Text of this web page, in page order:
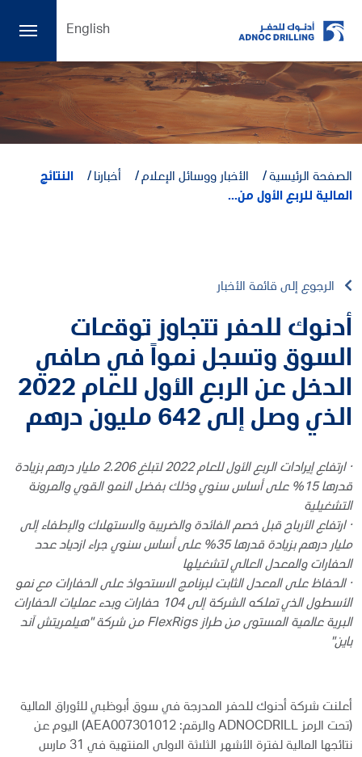
English
الصفحة الرئيسية الأخبار ووسائل الإعلام أخبارنا
النتائج
المالية للربع الأول من...
الرجوع إلى قائمة الأخبار
أدنوك للحفر تتجاوز توقعات
السوق وتسجل نمواً في صافي
الدخل عن الربع الأول للعام 2022
الذي وصل إلى 642 مليون درهم
·
ارتفاع إيرادات الربع الأول للعام 2022 لتبلغ 2.206 مليار درهم بزيادة
قدرها 15% على أساس سنوي وذلك بفضل النمو القوي والمرونة
التشغيلية
· ارتفاع الأرباح قبل خصم الفائدة والضريبة والاستهلاك والإطفاء إلى
مليار درهم بزيادة قدرها 35% على أساس سنوي جراء ازدياد عدد
الحفارات والمعدل العالي لتشغيلها
· الحفاظ على المعدل الثابت لبرنامج الاستحواذ على الحفارات مع نمو
الأسطول الذي تملكه الشركة إلى 104 حفارات وبدء عمليات الحفارات
البرية عالمية المستوى من طراز FlexRigs من شركة "هيلمريتش آند
باين"
أعلنت شركة أدنوك للحفر المدرجة في سوق أبوظبي للأوراق المالية
(تحت الرمز ADNOCDRILL والرقم: AEA007301012) اليوم عن
نتائجها المالية لفترة الأشهر الثلاثة الاولى المنتهية في 31 مارس